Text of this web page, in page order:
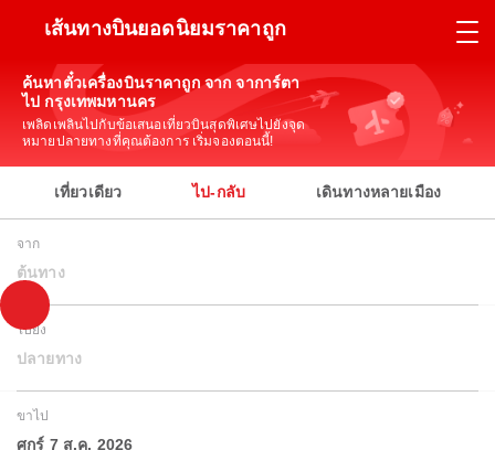
เส้นทางบินยอดนิยมราคาถูก
ค้นหาตั๋วเครื่องบินราคาถูก จาก จาการ์ตา
ไป กรุงเทพมหานคร
เพลิดเพลินไปกับข้อเสนอเที่ยวบินสุดพิเศษไปยังจุด
หมายปลายทางที่คุณต้องการ เริ่มจองตอนนี้!
เที่ยวเดียว ไป-กลับ เดินทางหลายเมือง
จาก
ต้นทาง
ไปยัง
ปลายทาง
ขาไป
ศุกร์ 7 ส.ค. 2026